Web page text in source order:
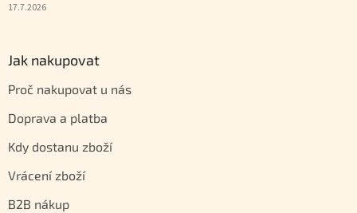
17.7.2026
Jak nakupovat
Proč nakupovat u nás
Doprava a platba
Kdy dostanu zboží
Vrácení zboží
B2B nákup